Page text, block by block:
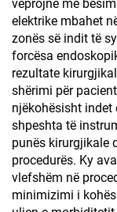
veprojnë me
elektrike mbahet
zonës së indit të
forcësa
rezultate
shërimi për
njëkohësisht indet
shpeshta të
punës kirurgjikale
procedurës. Ky
vlefshëm në
minimizimi i